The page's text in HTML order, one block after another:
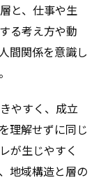
と、仕事や生
る考え方や動
間関係を意識し
やすく、成立
理解せずに同じ
が生じやすく
地域構造と層の